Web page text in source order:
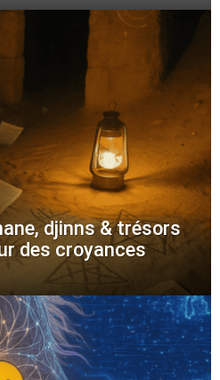
djinns & trésors
des croyances